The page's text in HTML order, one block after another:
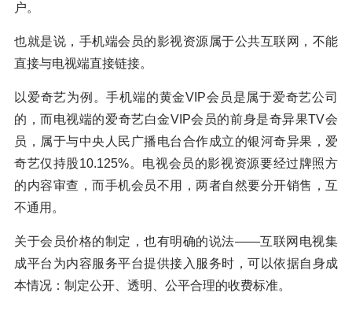
户。
也就是说，手机端会员的影视资源属于公共互联网，不能
直接与电视端直接链接。
以爱奇艺为例。手机端的黄金VIP会员是属于爱奇艺公司
的，而电视端的爱奇艺白金VIP会员的前身是奇异果TV会
员，属于与中央人民广播电台合作成立的银河奇异果，爱
奇艺仅持股10.125%。电视会员的影视资源要经过牌照方
的内容审查，而手机会员不用，两者自然要分开销售，互
不通用。
关于会员价格的制定，也有明确的说法——互联网电视集
成平台为内容服务平台提供接入服务时，可以依据自身成
本情况：制定公开、透明、公平合理的收费标准。